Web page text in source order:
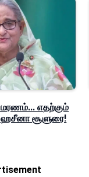
எதற்கும்
சூளுரை!